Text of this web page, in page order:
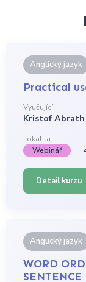
Anglický jazyk
Practical
Vyučující:
Kristof Abrath
Lokalita:
Webinář
Detail kurzu
Anglický jazyk
WORD